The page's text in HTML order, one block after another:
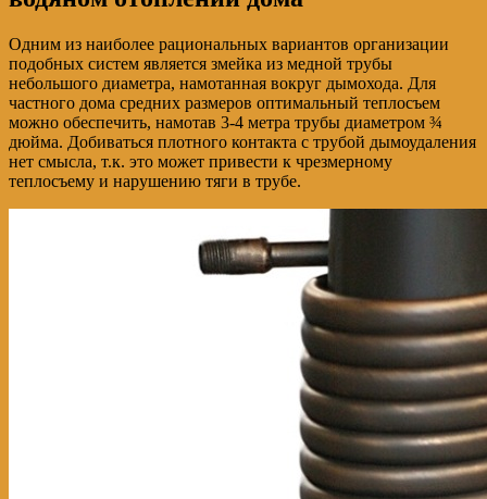
Одним из наиболее рациональных вариантов организации
подобных систем является змейка из медной трубы
небольшого диаметра, намотанная вокруг дымохода. Для
частного дома средних размеров оптимальный теплосъем
можно обеспечить, намотав 3-4 метра трубы диаметром ¾
дюйма. Добиваться плотного контакта с трубой дымоудаления
нет смысла, т.к. это может привести к чрезмерному
теплосъему и нарушению тяги в трубе.